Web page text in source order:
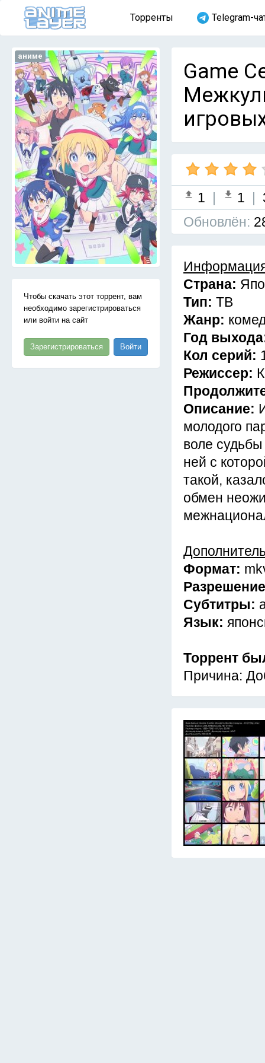
Торренты Telegram-
аниме
Чтобы скачать этот торрент, вам
необходимо зарегистрироваться
или войти на сайт
Зарегистрироваться Войти
Game
1 | 1 |
Обновлён:
Страна:
Тип: ТВ
Жанр:
Год
Кол серий:
Режиссер:
Описание:
молодого
воле
ней с
такой,
обмен
Формат:
Субтитры:
Язык:
Торрент
Причина: